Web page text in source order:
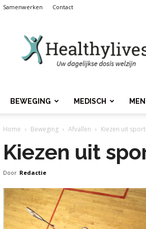
Samenwerken Contact
BEWEGING MEDISCH
Home Beweging Afvallen Kiezen uit
Kiezen uit
Door Redactie